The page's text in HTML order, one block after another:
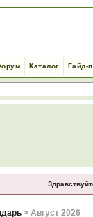
Каталог Гайд-
> Август 2026